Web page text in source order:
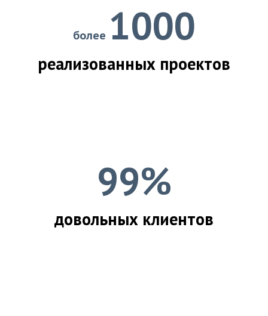
более 1000
реализованных проектов
99%
довольных клиентов